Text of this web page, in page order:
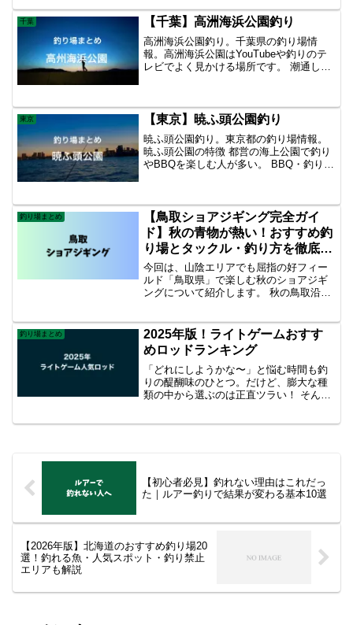
アーマンも多い。 アオイソメの投げ釣り
でハゼやキス・アナゴを狙うのもおすす
め。 釣れる魚はシーバス・チヌ・カサ
ゴ・メバル・アイナメ・ギンポ
千葉 【千葉】高洲海浜公園釣り
高洲海浜公園釣り。千葉県の釣り場情
報。高洲海浜公園はYouTubeや釣りのテ
レビでよく見かける場所です。 潮通しも
グ技術がないと厳しいかも知れません。
テトラは立ち入り禁止なので注意。
東京 【東京】暁ふ頭公園釣り
暁ふ頭公園釣り。東京都の釣り場情報。
暁ふ頭公園の特徴 都営の海上公園で釣り
やBBQを楽しむ人が多い。 BBQ・釣りに
アー釣り（振りかぶって投げる、横から
投げる釣り）は禁止となっております。
釣り場まとめ
【鳥取ショアジギング完全ガイ
ド】秋の青物が熱い！おすすめ釣
り場とタックル・釣り方を徹底解
説
今回は、山陰エリアでも屈指の好フィー
ルド「鳥取県」で楽しむ秋のショアジギ
ングについて紹介します。 秋の鳥取沿岸
物が一気に活性化。砂浜からも地磯から
も大型魚のチャンスがある最高の季節で
す！ 鳥取で秋に狙える魚種 秋の鳥取ショ
アジギング
釣り場まとめ
2025年版！ライトゲームおすす
めロッドランキング
「どれにしようかな〜」と悩む時間も釣
りの醍醐味のひとつ。だけど、膨大な種
類の中から選ぶのは正直ツラい！ そんな
【初心者必見】釣れない理由はこれだっ
た｜ルアー釣りで結果が変わる基本10選
【2026年版】北海道のおすすめ釣り場20
選！釣れる魚・人気スポット・釣り禁止
エリアも解説